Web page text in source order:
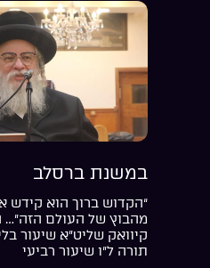
במשנת ברסלב
“הקדוש ברוך הוא קידש
מהבוץ של העולם הזה”…
קיוואק שליט”א שיעור
תורה ל”ו שיעור רביעי